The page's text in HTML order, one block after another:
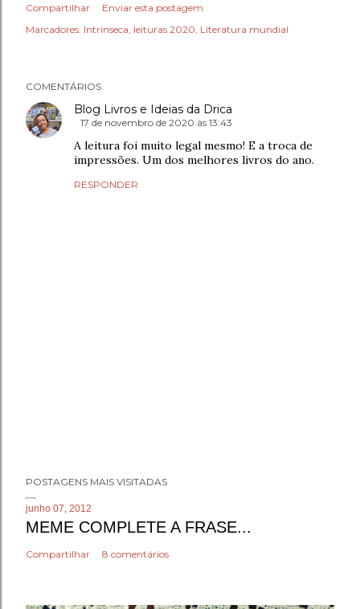
Compartilhar
Enviar esta postagem
Marcadores: Intrínseca leituras 2020 Literatura mundial
COMENTÁRIOS
Blog Livros e Ideias da Drica
17 de novembro de 2020 às 13:43
A leitura foi muito legal mesmo! E a troca de
impressões. Um dos melhores livros do ano.
RESPONDER
o
s
t
a
POSTAGENS MAIS VISITADAS
junho 07, 2012
MEME COMPLETE A FRASE...
Compartilhar 8 comentários